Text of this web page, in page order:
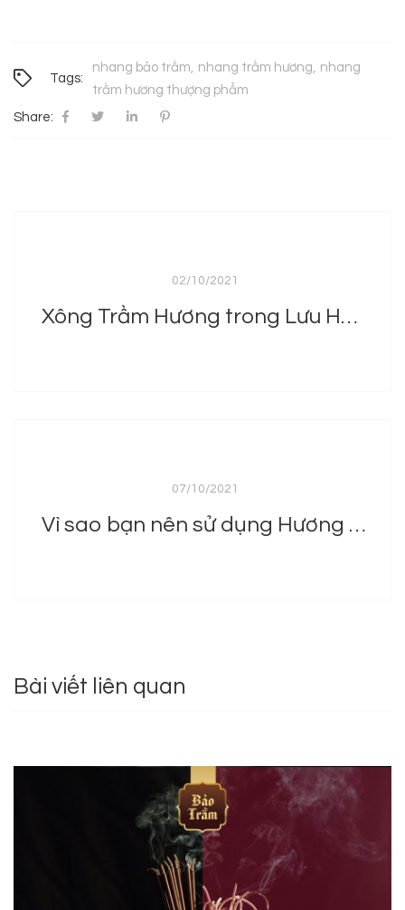
Tags:
nhang bảo trầm nhang trầm hương
nhang
trầm hương thượng phẩm
Share:
02/10/2021
Xông Trầm Hương trong Lưu Hương như thế nào?
07/10/2021
Vì sao bạn nên sử dụng Hương Trầm Ấm của Bảo Trầm ?
Bài viết liên quan